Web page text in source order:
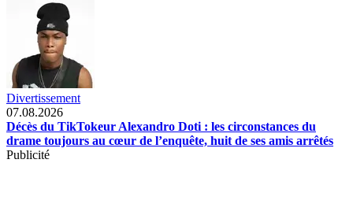
Divertissement
07.08.2026
Décès du TikTokeur Alexandro Doti : les circonstances du
drame toujours au cœur de l’enquête, huit de ses amis arrêtés
Publicité